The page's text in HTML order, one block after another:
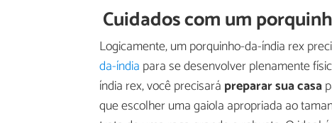
Cuidados com um
Logicamente, um porquinho-da-índia rex
da-índia para se desenvolver plenamente
índia rex, você precisará preparar sua casa
que escolher uma gaiola apropriada ao